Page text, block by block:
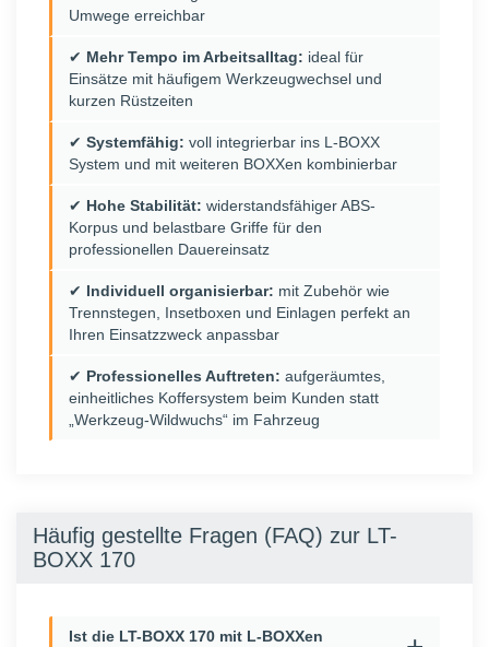
Umwege erreichbar
✔ Mehr Tempo im Arbeitsalltag: ideal für
Einsätze mit häufigem Werkzeugwechsel und
kurzen Rüstzeiten
✔ Systemfähig: voll integrierbar ins L-BOXX
System und mit weiteren BOXXen kombinierbar
✔ Hohe Stabilität: widerstandsfähiger ABS-
Korpus und belastbare Griffe für den
professionellen Dauereinsatz
✔ Individuell organisierbar: mit Zubehör wie
Trennstegen, Insetboxen und Einlagen perfekt an
Ihren Einsatzzweck anpassbar
✔ Professionelles Auftreten: aufgeräumtes,
einheitliches Koffersystem beim Kunden statt
„Werkzeug-Wildwuchs“ im Fahrzeug
Häufig gestellte Fragen (FAQ) zur LT-
BOXX 170
Ist die LT-BOXX 170 mit L-BOXXen